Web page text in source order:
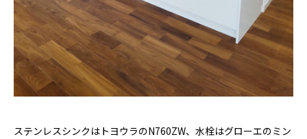
ステンレスシンクはトヨウラのN760ZW、水栓はグローエのミン